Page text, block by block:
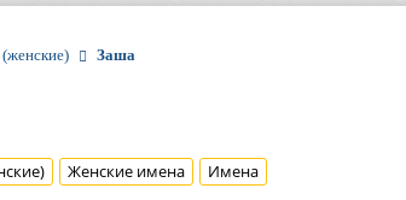
Заша
Женские имена Имена